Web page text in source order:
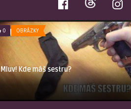
0 OBRÁZKY
Mluv! Kde máš sestru?